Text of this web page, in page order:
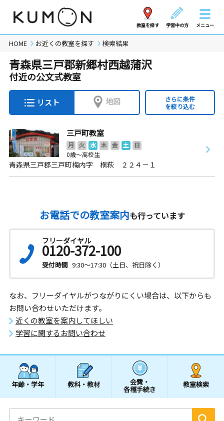
教室を探す 学習中の方 メニュー
HOME お近くの教室を探す 検索結果
青森県三戸郡新郷村西越蒲沢
付近の公文式教室
リスト 地図
さらに条件
を絞り込む
三戸町教室
月 火 水 木 金 土
日
0歳～高校生
青森県三戸郡三戸町梅内字 桐萩 ２２４－１
お電話での教室案内も行っています
フリーダイヤル
0120-372-100
受付時間 9:30～17:30（土日、祝日除く）
なお、フリーダイヤルがつながりにくい場合は、以下からも
お問い合わせいただけます。
近くの教室を案内してほしい
学習に関するお問い合わせ
年齢・学年 教科・教材 会費・
各種手続き
教室検索